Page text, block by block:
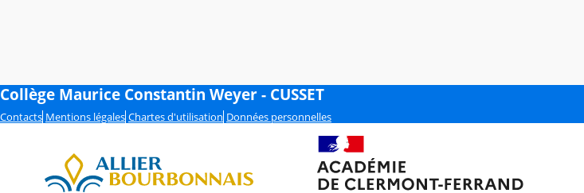
Collège Maurice Constantin Weyer - CUSSET
Contacts Mentions légales Chartes d'utilisation Données personnelles